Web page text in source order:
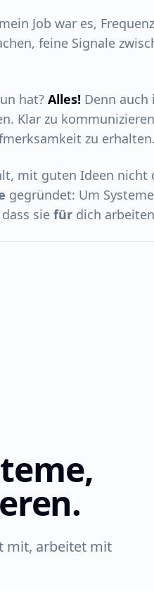
Job war es,
feine Signale
hat? Alles! Denn
Klar zu
zu erhalten.
mit guten Ideen nicht
gegründet: Um
sie für dich
mit, arbeitet mit